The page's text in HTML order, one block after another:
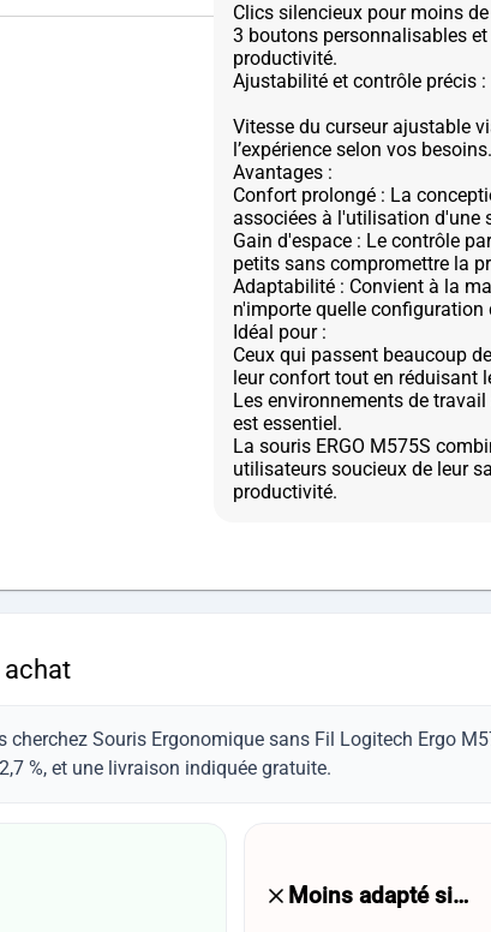
Clics silencieux pour moins
3 boutons personnalisables
productivité.
Ajustabilité et contrôle précis :
Vitesse du curseur ajustable
l’expérience selon vos besoins.
Avantages :
Confort prolongé : La
associées à l'utilisation d'une
Gain d'espace : Le contrôle
petits sans compromettre la
Adaptabilité : Convient à la
n'importe quelle configuration
Idéal pour :
Ceux qui passent beaucoup
leur confort tout en réduisant
Les environnements de
est essentiel.
La souris ERGO M575S
utilisateurs soucieux de leur
achat
cherchez Souris Ergonomique sans Fil Logitech Ergo
%, et une livraison indiquée gratuite.
Moins adapté si…